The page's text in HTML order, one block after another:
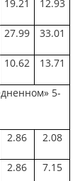
19.21 12.93
27.99 33.01
10.62 13.71
5-
2.86 2.08
2.86 7.15